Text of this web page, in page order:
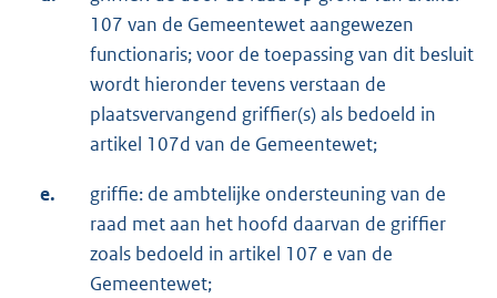
107 van de Gemeentewet aangewezen
functionaris; voor de toepassing van dit besluit
wordt hieronder tevens verstaan de
plaatsvervangend griffier(s) als bedoeld in
artikel 107d van de Gemeentewet;
e.
griffie: de ambtelijke ondersteuning van de
raad met aan het hoofd daarvan de griffier
zoals bedoeld in artikel 107 e van de
Gemeentewet;